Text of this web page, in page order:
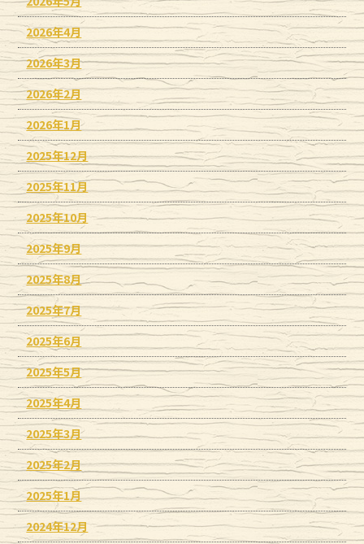
2026年4月
2026年3月
2026年2月
2026年1月
2025年12月
2025年11月
2025年10月
2025年9月
2025年8月
2025年7月
2025年6月
2025年5月
2025年4月
2025年3月
2025年2月
2025年1月
2024年12月